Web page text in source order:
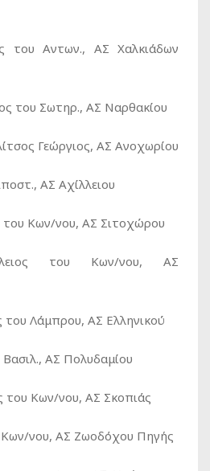
του Αντων., ΑΣ Χαλκιάδων
του Σωτηρ., ΑΣ Ναρθακίου
Γεώργιος, ΑΣ Ανοχωρίου
ΑΣ Αχίλλειου
του Κων/νου, ΑΣ Σιτοχώρου
του Κων/νου, ΑΣ
Λάμπρου, ΑΣ Ελληνικού
ΑΣ Πολυδαμίου
του Κων/νου, ΑΣ Σκοπιάς
Κων/νου, ΑΣ Ζωοδόχου Πηγής